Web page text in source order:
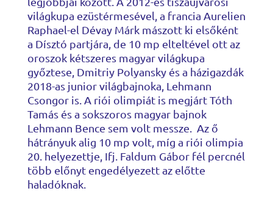
világkupa ezüstérmesével, a francia Aurelien
Raphael-el Dévay Márk mászott ki elsőként
a Dísztó partjára, de 10 mp elteltével ott az
oroszok kétszeres magyar világkupa
győztese, Dmitriy Polyansky és a házigazdák
2018-as junior világbajnoka, Lehmann
Csongor is. A riói olimpiát is megjárt Tóth
Tamás és a sokszoros magyar bajnok
Lehmann Bence sem volt messze. Az ő
hátrányuk alig 10 mp volt, míg a riói olimpia
20. helyezettje, Ifj. Faldum Gábor fél percnél
több előnyt engedélyezett az előtte
haladóknak.